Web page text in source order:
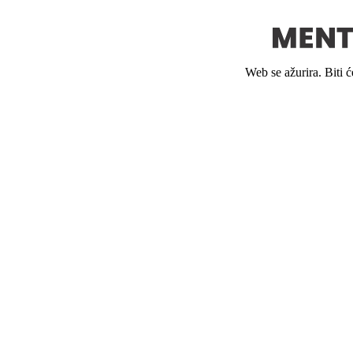
Web se ažurira. Biti